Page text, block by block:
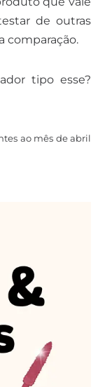
de outras
comparação.
tipo esse?
ao mês de abril